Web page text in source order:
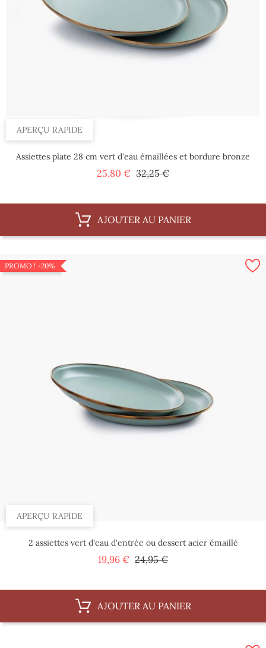
APERÇU RAPIDE
Assiettes plate 28 cm vert d'eau émaillées et bordure bronze
25,80 € Prix
32,25 €Prix
AJOUTER AU PANIER
APERÇU RAPIDE
PROMO ! -20%
2 assiettes vert d'eau d'entrée ou dessert acier émaillé
19,96 € Prix
24,95 €Prix
AJOUTER AU PANIER